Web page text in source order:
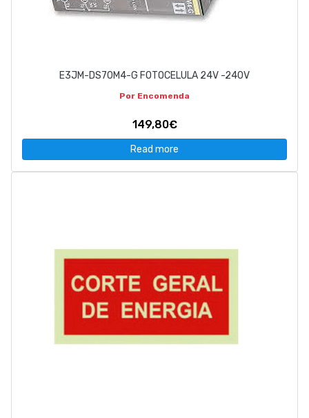
E3JM-DS70M4-G FOTOCELULA 24V -240V
Por Encomenda
149,80€
Read more